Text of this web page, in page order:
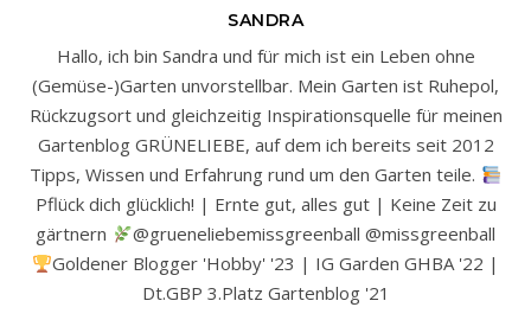
SANDRA
Hallo, ich bin Sandra und für mich ist ein Leben ohne
(Gemüse-)Garten unvorstellbar. Mein Garten ist Ruhepol,
Rückzugsort und gleichzeitig Inspirationsquelle für meinen
Gartenblog GRÜNELIEBE, auf dem ich bereits seit 2012
Tipps, Wissen und Erfahrung rund um den Garten teile.
Pflück dich glücklich! | Ernte gut, alles gut | Keine Zeit zu
gärtnern
@grueneliebemissgreenball @missgreenball
Goldener Blogger 'Hobby' '23 | IG Garden GHBA '22 |
Dt.GBP 3.Platz Gartenblog '21